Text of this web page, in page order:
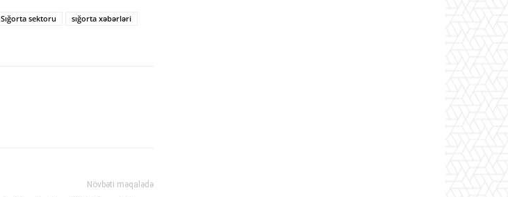
Sığorta sektoru
sığorta xəbərləri
Növbəti məqalədə